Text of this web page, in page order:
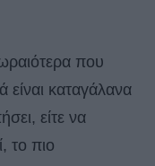
που
είναι καταγάλανα
είτε να
το πιο